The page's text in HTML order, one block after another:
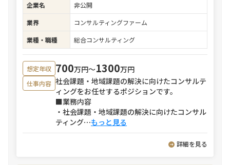
企業名
非公開
業界
コンサルティングファーム
業種・職種
総合コンサルティング
想定年収 700万円〜1300万円
仕事内容 社会課題・地域課題の解決に向けたコンサルテ
ィングをお任せするポジションです。
■業務内容
・社会課題・地域課題の解決に向けたコンサル
ティング⋯もっと見る
詳細を見る